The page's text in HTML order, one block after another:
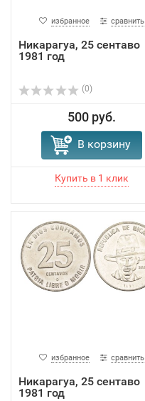
избранное сравнить
Никарагуа, 25 сентаво
1981 год
(0)
500 руб.
В корзину
избранное сравнить
Никарагуа, 25 сентаво
1981 год